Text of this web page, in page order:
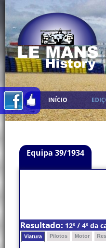
INÍCIO
Equipa 39/1934
Resultado: 12º / 4º da
Viatura Pilotos Motor